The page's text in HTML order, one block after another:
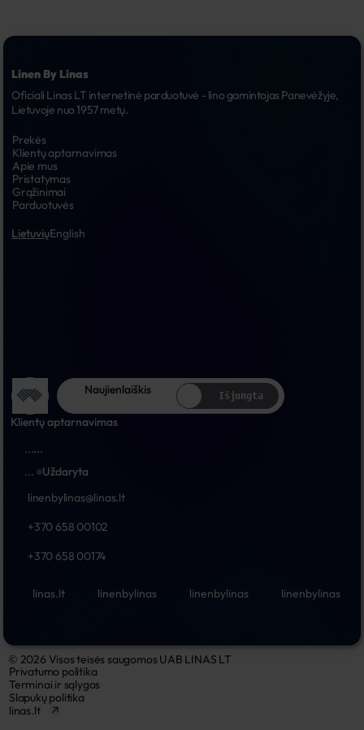
Linen By Linas
Oficiali Linas LT internetinė parduotuvė - lino gamintojas Panevėžyje,
Lietuvoje nuo 1957 metų.
Prekės
Klientų aptarnavimas
Apie mus
Pristatymas
Grąžinimai
Parduotuvės
LietuviųEnglish
Naujienlaiškis Išjungta
Klientų aptarnavimas
......
...
Uždaryta
linenbylinas@linas.lt
+370 658 00102
+370 658 00174
linas.lt linenbylinas linenbylinas linenbylinas
© 2026 Visos teisės saugomos UAB LINAS LT
Privatumo politika
Terminai ir sąlygos
Slapukų politika
linas.lt